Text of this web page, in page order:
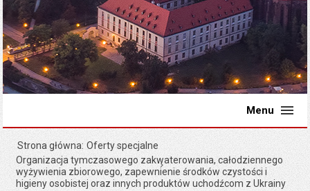
Menu
Strona główna Oferty specjalne
Organizacja tymczasowego zakwaterowania, całodziennego
wyżywienia zbiorowego, zapewnienie środków czystości i
higieny osobistej oraz innych produktów uchodźcom z Ukrainy